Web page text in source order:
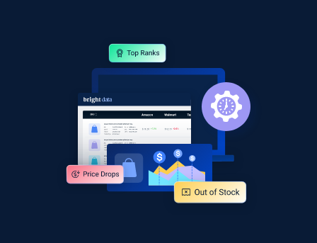
Home Depot US - Discovery products by
specific category URL
URL, Domain, Country code, Model number,
Sku, Product id, Product name, Manufacturer,
2.1K+ 355+ Jetzt anfangen